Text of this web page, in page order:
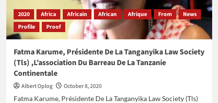
Au
Ghana
2020 Africa Africain African Afrique From
News
Profile
Proof
Fatma Karume, Présidente De La Tanganyika Law Society
(Tls) ,L’association Du Barreau De La Tanzanie
Continentale
Albert Oplog
October 8, 2020
Fatma Karume, Présidente De La Tanganyika Law Society (Tls)